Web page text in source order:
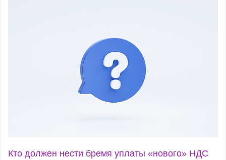
Кто должен нести бремя уплаты «нового» НДС